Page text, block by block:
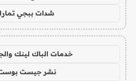
شدات ببجي تمارا
خدمات الباك لينك
نشر جيست